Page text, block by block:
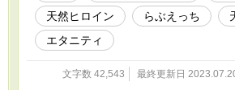
天然ヒロイン
らぶえっち
エタニティ
文字数 42,543 最終更新日